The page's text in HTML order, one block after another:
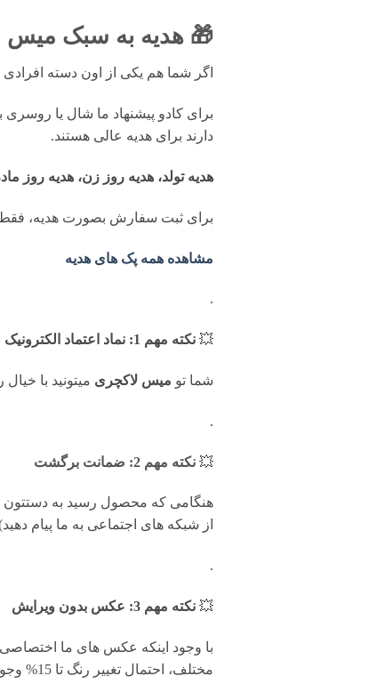
🎁 هدیه به سبک میس
اگر شما هم یکی از اون دسته
برای کادو پیشنهاد ما شال یا
دارند برای هدیه عالی هستند.
هدیه تولد، هدیه روز زن، هدیه روز
برای ثبت سفارش بصورت هدیه، فقط
مشاهده همه پک های هدیه
.
💥 نکته مهم 1: نماد اعتماد الکترونیک
شما تو میس لاکچری میتونید با
.
💥 نکته مهم 2: ضمانت برگشت
از شبکه های اجتماعی به ما پیام
.
💥 نکته مهم 3: عکس بدون ویرایش
با وجود اینکه عکس های ما
مختلف، احتمال تغییر رنگ تا 15% وجود دارد.